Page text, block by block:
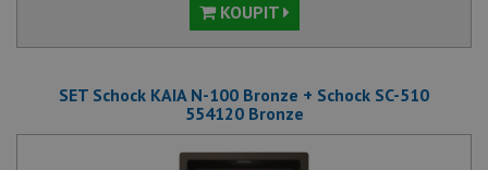
KOUPIT
SET Schock KAIA N-100 Bronze + Schock SC-510
554120 Bronze